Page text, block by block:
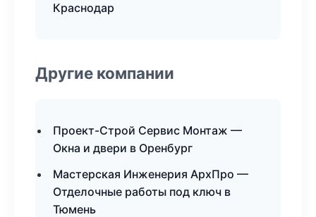
Краснодар
Другие компании
Проект-Строй Сервис Монтаж —
Окна и двери в Оренбург
Мастерская Инженерия АрхПро —
Отделочные работы под ключ в
Тюмень